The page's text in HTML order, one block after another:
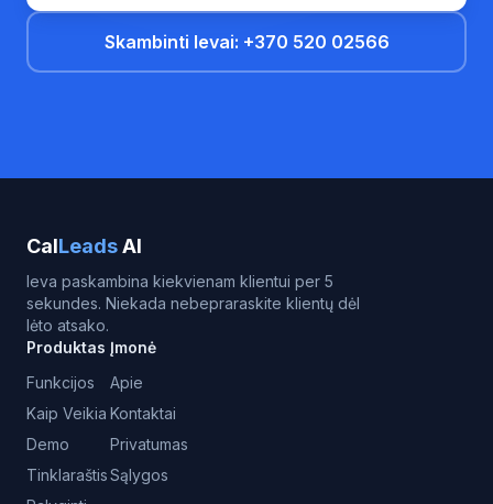
Skambinti Ievai: +370 520 02566
CalLeadsAI
Ieva paskambina kiekvienam klientui per 5
sekundes. Niekada nebepraraskite klientų dėl
lėto atsako.
Produktas
Funkcijos
Kaip Veikia
Demo
Tinklaraštis
Įmonė
Apie
Kontaktai
Privatumas
Sąlygos